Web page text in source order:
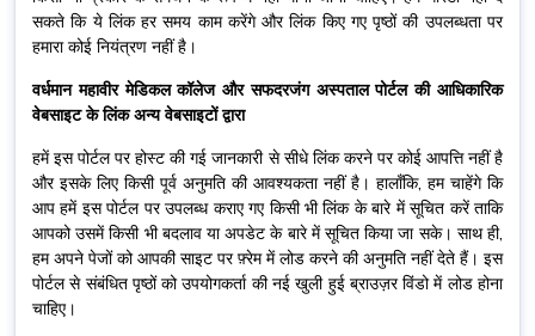
सकते कि ये लिंक हर समय काम करेंगे और लिंक किए गए पृष्ठों की उपलब्धता पर
हमारा कोई नियंत्रण नहीं है।
वर्धमान महावीर मेडिकल कॉलेज और सफदरजंग अस्पताल पोर्टल की आधिकारिक
वेबसाइट के लिंक अन्य वेबसाइटों द्वारा
हमें इस पोर्टल पर होस्ट की गई जानकारी से सीधे लिंक करने पर कोई आपत्ति नहीं है
और इसके लिए किसी पूर्व अनुमति की आवश्यकता नहीं है। हालाँकि, हम चाहेंगे कि
आप हमें इस पोर्टल पर उपलब्ध कराए गए किसी भी लिंक के बारे में सूचित करें ताकि
आपको उसमें किसी भी बदलाव या अपडेट के बारे में सूचित किया जा सके। साथ ही,
हम अपने पेजों को आपकी साइट पर फ़्रेम में लोड करने की अनुमति नहीं देते हैं। इस
पोर्टल से संबंधित पृष्ठों को उपयोगकर्ता की नई खुली हुई ब्राउज़र विंडो में लोड होना
चाहिए।